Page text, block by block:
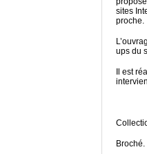
sites
proche.
ups du
Il est